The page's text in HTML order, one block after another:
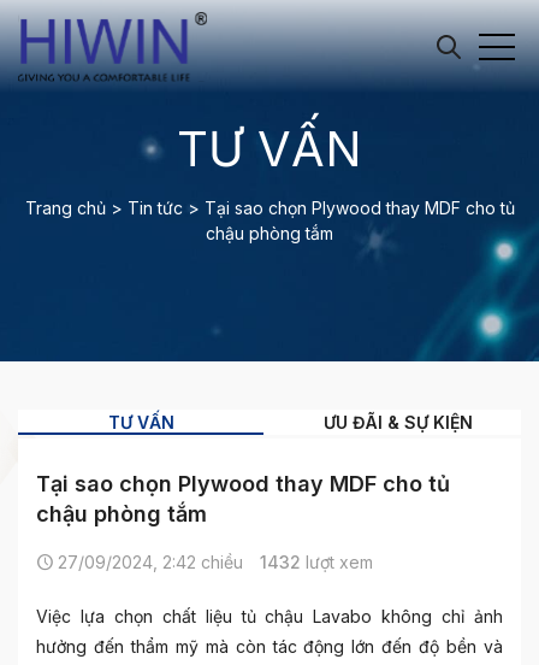
TƯ VẤN
Trang chủ> Tin tức > Tại sao chọn Plywood thay MDF cho tủ
chậu phòng tắm
TƯ VẤN ƯU ĐÃI & SỰ KIỆN
Tại sao chọn Plywood thay MDF cho tủ
chậu phòng tắm
27/09/2024, 2:42 chiều 1432 lượt xem
Việc lựa chọn chất liệu tủ chậu Lavabo không chỉ ảnh
hưởng đến thẩm mỹ mà còn tác động lớn đến độ bền và